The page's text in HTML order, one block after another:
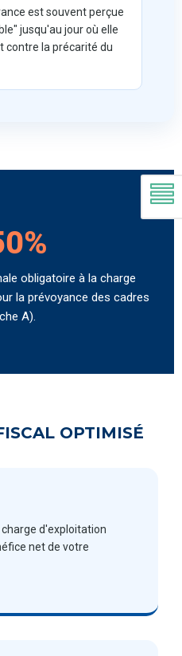
est souvent perçue
jusqu'au jour où elle
contre la précarité du
obligatoire à la charge
la prévoyance des cadres
A).
OPTIMISÉ
charge d'exploitation
net de votre